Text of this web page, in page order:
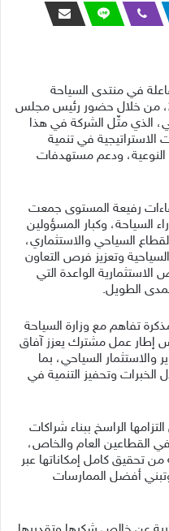
في منتدى السياحة
العالمي – قمة أنغولا للاستثمار 2026، من خلال حضور رئيس مجلس
الذي مثّل الشركة في هذا
الاستراتيجية في تنمية
النوعية، ودعم مستهدفات
رفيعة المستوى جمعت
السياحة، وكبار المسؤولين
السياحي والاستثماري،
وتعزيز فرص التعاون
الواعدة التي
الطويل.
تفاهم مع وزارة السياحة
إطار عمل مشترك يعزز آفاق
والاستثمار السياحي، بما
الخبرات وتحفيز التنمية في
الراسخ ببناء شراكات
القطاعين العام والخاص،
تحقيق كامل إمكاناتها عبر
وتبني أفضل الممارسات